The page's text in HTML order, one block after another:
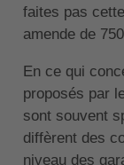
faites pas
amende de
En ce qui
proposés par
sont souvent
diffèrent des
niveau des